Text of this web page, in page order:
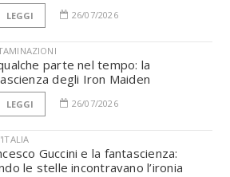
LEGGI 26/07/2026
parte nel tempo: la
degli Iron Maiden
LEGGI 26/07/2026
Guccini e la fantascienza:
le stelle incontravano l’ironia